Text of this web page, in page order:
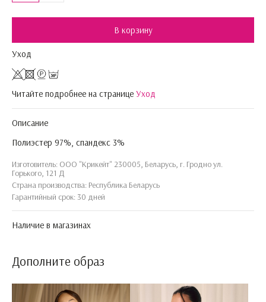
В корзину
Уход
Читайте подробнее на странице Уход
Описание
Полиэстер 97%, спандекс 3%
Изготовитель: ООО "Крикейт" 230005, Беларусь, г. Гродно ул.
Горького, 121 Д
Страна производства: Республика Беларусь
Гарантийный срок: 30 дней
Наличие в магазинах
Дополните образ